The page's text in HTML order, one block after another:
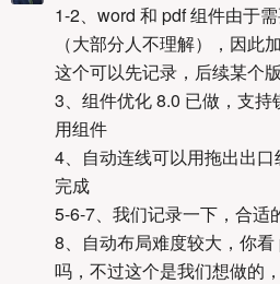
1-2、word 和 pdf 组件由于
（大部分人不理解），因此
这个可以先记录，后续某个
3、组件优化 8.0 已做，支
用组件
4、自动连线可以用拖出出
完成
5-6-7、我们记录一下，合适
8、自动布局难度较大，你
吗，不过这个是我们想做的